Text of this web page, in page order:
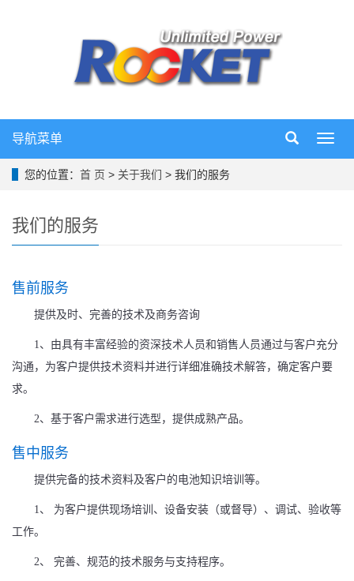
导
导航菜单
您的位置： 首 页 > 关于我们 > 我们的服务
我们的服务
售前服务
提供及时、完善的技术及商务咨询
1、由具有丰富经验的资深技术人员和销售人员通过与客户充分
沟通，为客户提供技术资料并进行详细准确技术解答，确定客户要
求。
2、基于客户需求进行选型，提供成熟产品。
售中服务
提供完备的技术资料及客户的电池知识培训等。
1、 为客户提供现场培训、设备安装（或督导）、调试、验收等
工作。
2、 完善、规范的技术服务与支持程序。